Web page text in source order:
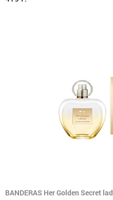
BANDERAS Her Golden Secret